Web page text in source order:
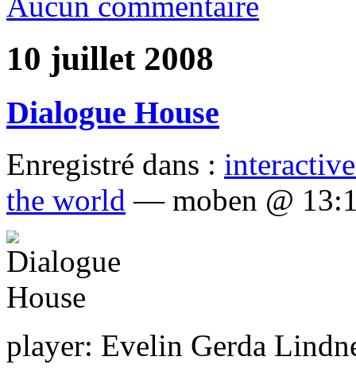
10 juillet 2008
Dialogue House
Enregistré dans :
the world — moben @
player: Evelin Gerda